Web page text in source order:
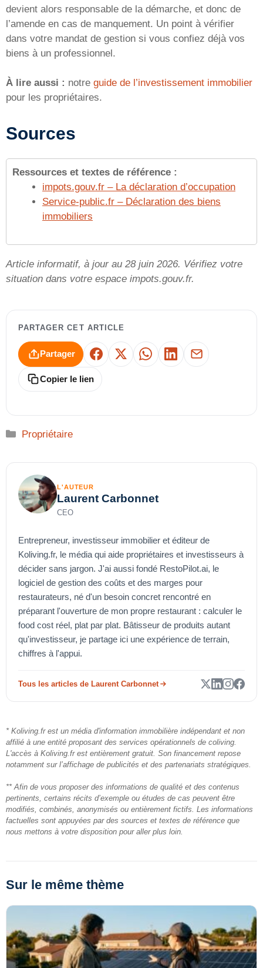
devient alors responsable de la démarche, et donc de
l’amende en cas de manquement. Un point à vérifier
dans votre mandat de gestion si vous confiez déjà vos
biens à un professionnel.
À lire aussi : notre guide de l’investissement immobilier
pour les propriétaires.
Sources
Ressources et textes de référence :
impots.gouv.fr – La déclaration d’occupation
Service-public.fr – Déclaration des biens
immobiliers
Article informatif, à jour au 28 juin 2026. Vérifiez votre
situation dans votre espace impots.gouv.fr.
PARTAGER CET ARTICLE
Partager Facebook
X WhatsAppLinkedInE-mail
Copier le lien
Catégories
Propriétaire
L'AUTEUR
Laurent Carbonnet
CEO
Entrepreneur, investisseur immobilier et éditeur de
Koliving.fr, le média qui aide propriétaires et investisseurs à
décider sans jargon. J'ai aussi fondé RestoPilot.ai, le
logiciel de gestion des coûts et des marges pour
restaurateurs, né d'un besoin concret rencontré en
préparant l'ouverture de mon propre restaurant : calculer le
food cost réel, plat par plat. Bâtisseur de produits autant
qu'investisseur, je partage ici une expérience de terrain,
chiffres à l'appui.
Tous les articles de Laurent Carbonnet
* Koliving.fr est un média d'information immobilière indépendant et non
affilié à une entité proposant des services opérationnels de coliving.
L'accès à Koliving.fr est entièrement gratuit. Son financement repose
notamment sur l’affichage de publicités et des partenariats stratégiques.
** Afin de vous proposer des informations de qualité et des contenus
pertinents, certains récits d’exemple ou études de cas peuvent être
modifiés, combinés, anonymisés ou entièrement fictifs. Les informations
factuelles sont appuyées par des sources et textes de référence que
nous mettons à votre disposition pour aller plus loin.
Sur le même thème